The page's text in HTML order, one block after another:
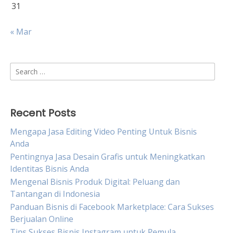
31
« Mar
Search
for:
Recent Posts
Mengapa Jasa Editing Video Penting Untuk Bisnis
Anda
Pentingnya Jasa Desain Grafis untuk Meningkatkan
Identitas Bisnis Anda
Mengenal Bisnis Produk Digital: Peluang dan
Tantangan di Indonesia
Panduan Bisnis di Facebook Marketplace: Cara Sukses
Berjualan Online